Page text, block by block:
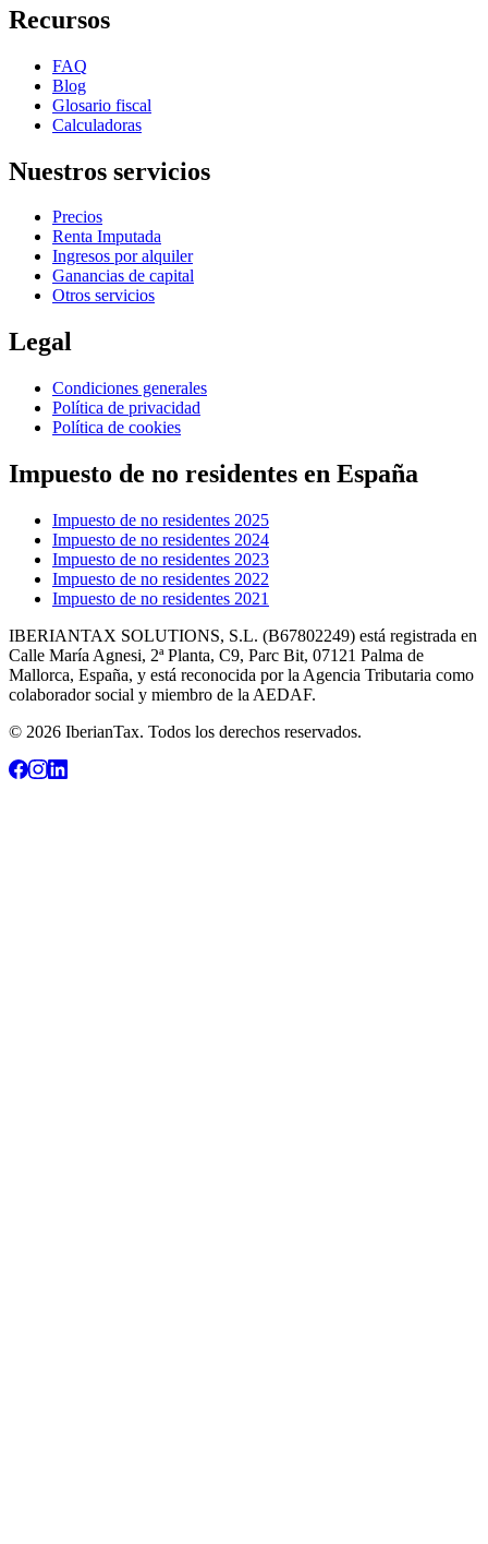
Recursos
FAQ
Blog
Glosario fiscal
Calculadoras
Nuestros servicios
Precios
Renta Imputada
Ingresos por alquiler
Ganancias de capital
Otros servicios
Legal
Condiciones generales
Política de privacidad
Política de cookies
Impuesto de no residentes en España
Impuesto de no residentes 2025
Impuesto de no residentes 2024
Impuesto de no residentes 2023
Impuesto de no residentes 2022
Impuesto de no residentes 2021
IBERIANTAX SOLUTIONS, S.L. (B67802249) está registrada en
Calle María Agnesi, 2ª Planta, C9, Parc Bit, 07121 Palma de
Mallorca, España, y está reconocida por la Agencia Tributaria como
colaborador social y miembro de la AEDAF.
© 2026 IberianTax. Todos los derechos reservados.